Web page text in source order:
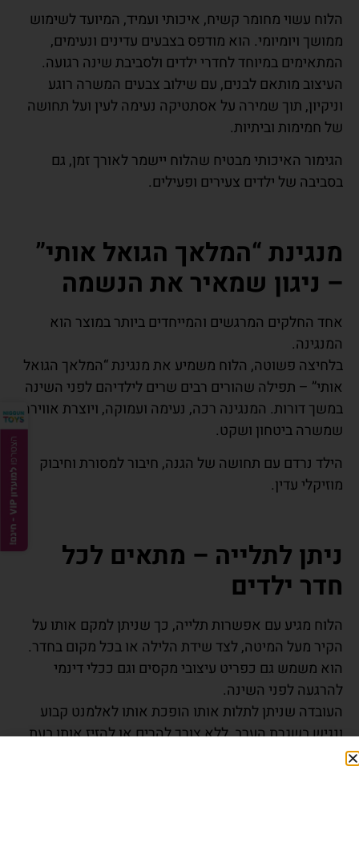
הלוח עשוי מחומר קשיח, איכותי ועמיד, המיועד לשימוש
ממושך ויומיומי. הוא מודפס בצבעים עדינים ונעימים,
המתאימים במיוחד לחדרי ילדים ולסביבת שינה רגועה.
העיצוב מותאם לבנים, עם שילוב צבעים המשרה רוגע
וניקיון, תוך שמירה על אסתטיקה נעימה לעין ועל תחושה
של חמימות וביתיות.
הגימור האיכותי מבטיח שהלוח יישמר לאורך זמן, גם
בסביבה של ילדים צעירים ופעילים.
מנגינת “המלאך הגואל אותי”
– ניגון שמאיר את הנשמה
אחד החלקים המרגשים והמייחדים ביותר במוצר הוא
המנגינה.
בלחיצה פשוטה, הלוח משמיע את מנגינת “המלאך הגואל
אותי” – תפילה שהורים רבים שרים לילדיהם לפני השינה
במשך דורות. המנגינה רכה, נעימה ועמוקה, ויוצרת אווירה
שמשרה ביטחון ושקט.
הילד נרדם עם תחושה של הגנה, חיבור למסורת וחיבוק
מוזיקלי עדין.
ניתן לתלייה – מתאים לכל
חדר ילדים
הלוח מגיע עם אפשרות תלייה, כך שניתן למקם אותו על
הקיר מעל המיטה, לצד שידת הלילה או בכל מקום בחדר.
הוא משמש גם כפריט עיצובי מקסים וגם ככלי דינמי
להרגעה לפני השינה.
העובדה שניתן לתלות אותו הופכת אותו לאלמנט קבוע
ונגיש בשגרת הערב, ללא צורך להרים או להזיז אותו בעת